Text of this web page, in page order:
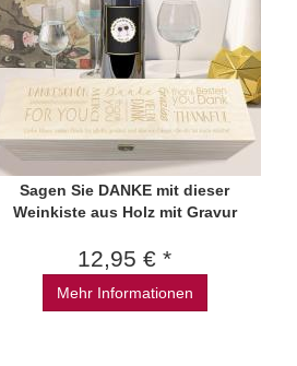
Sagen Sie DANKE mit dieser
Weinkiste aus Holz mit Gravur
12,95 € *
Mehr Informationen